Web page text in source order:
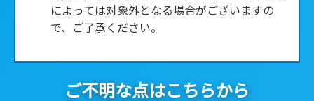
によっては対象外となる場合がございますの
で、ご了承ください。
ご不明な点はこちらから